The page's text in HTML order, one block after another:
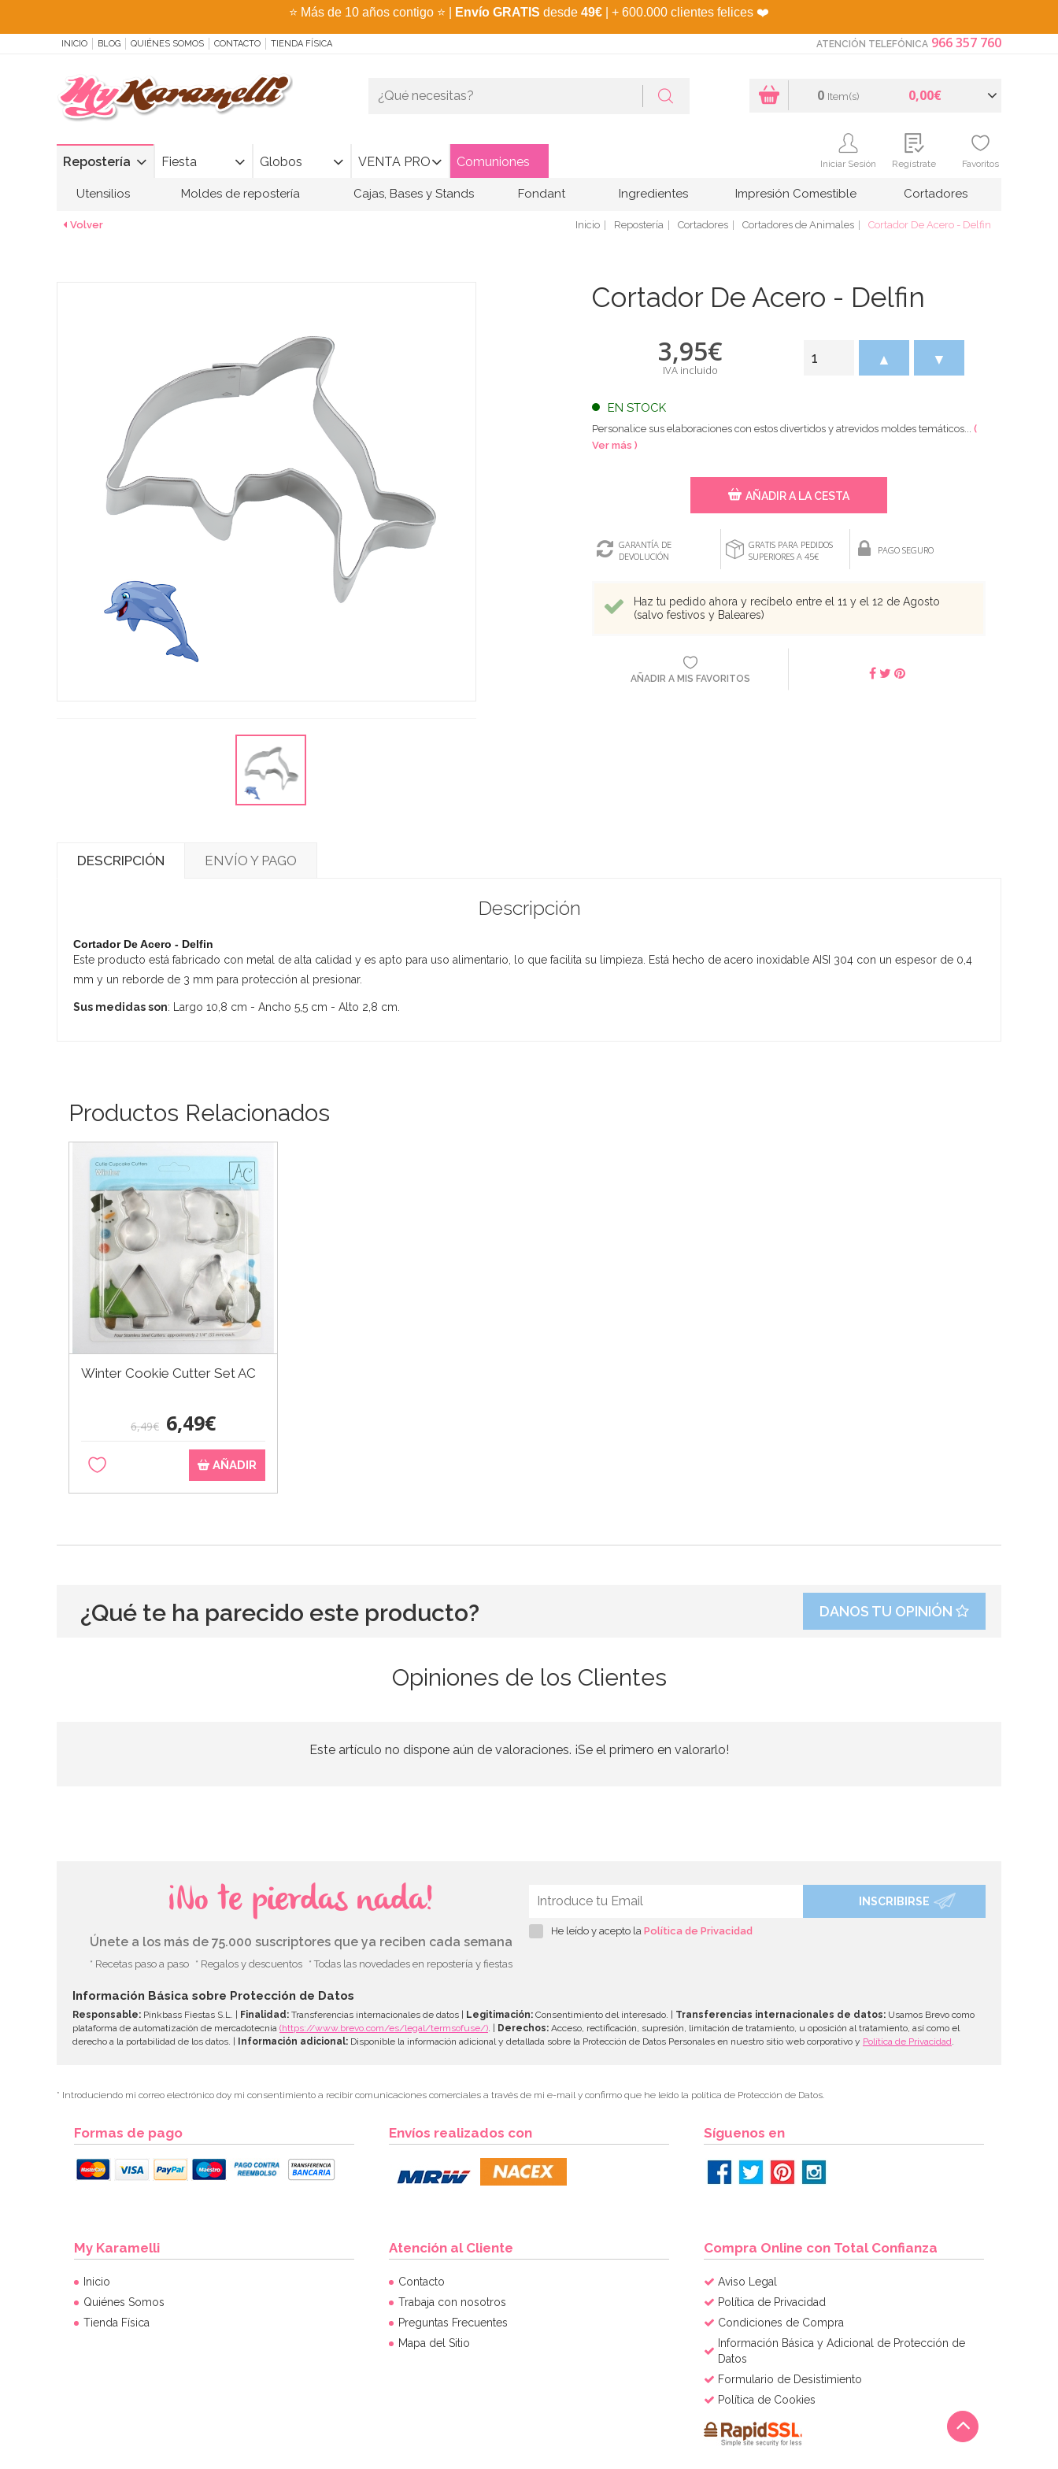
⭐ Más de 10 años contigo ⭐ Envío GRATIS desde 49€ | + 600.000 clientes felices ❤️
INICIO BLOG QUIÉNES SOMOS CONTACTO TIENDA FÍSICA ATENCIÓN TELEFÓNICA 966 357 760
Repostería Fiesta Globos VENTA PRO Comuniones
0 Item(s) 0,00€
Iniciar Sesión Regístrate Favoritos
Utensilios Moldes de repostería Cajas, Bases y Stands Fondant Ingredientes Impresión Comestible Cortadores
Volver Inicio Repostería Cortadores Cortadores de Animales Cortador De Acero - Delfin
Cortador De Acero - Delfin
3,95€
IVA incluido
EN STOCK
▲ ▼
Personalice sus elaboraciones con estos divertidos y atrevidos moldes temáticos... (
Ver más )
AÑADIR A LA CESTA
GARANTÍA DE
DEVOLUCIÓN
GRATIS PARA PEDIDOS
SUPERIORES A 45€
PAGO SEGURO
Haz tu pedido ahora y recíbelo entre el 11 y el 12 de Agosto
(salvo festivos y Baleares)
AÑADIR A MIS FAVORITOS
DESCRIPCIÓN ENVÍO Y PAGO
Descripción
Cortador De Acero - Delfin
Este producto está fabricado con metal de alta calidad y es apto para uso alimentario, lo que facilita su limpieza. Está hecho de acero inoxidable AISI 304 con un espesor de 0,4
mm y un reborde de 3 mm para protección al presionar.
Sus medidas son: Largo 10,8 cm - Ancho 5,5 cm - Alto 2,8 cm.
Productos Relacionados
Winter Cookie Cutter Set AC
6,49€ 6,49€
AÑADIR
¿Qué te ha parecido este producto? DANOS TU OPINIÓN
Opiniones de los Clientes
Este artículo no dispone aún de valoraciones. ¡Se el primero en valorarlo!
¡No te pierdas nada!
Únete a los más de 75.000 suscriptores que ya reciben cada semana
* Recetas paso a paso * Regalos y descuentos * Todas las novedades en repostería y fiestas
INSCRIBIRSE
He leído y acepto la Política de Privacidad
Información Básica sobre Protección de Datos
Responsable: Pinkbass Fiestas S.L. | Finalidad: Transferencias internacionales de datos | Legitimación: Consentimiento del interesado. | Transferencias internacionales de datos: Usamos Brevo como
plataforma de automatización de mercadotecnia (https://www.brevo.com/es/legal/termsofuse/) . | Derechos: Acceso, rectificación, supresión, limitación de tratamiento, u oposición al tratamiento, así como el
derecho a la portabilidad de los datos. | Información adicional: Disponible la información adicional y detallada sobre la Protección de Datos Personales en nuestro sitio web corporativo y Política de Privacidad
* Introduciendo mi correo electrónico doy mi consentimiento a recibir comunicaciones comerciales a través de mi e-mail y confirmo que he leído la política de Protección de Datos.
Formas de pago Envíos realizados con Síguenos en
My Karamelli
Inicio
Quiénes Somos
Tienda Física
Atención al Cliente
Contacto
Trabaja con nosotros
Preguntas Frecuentes
Mapa del Sitio
Compra Online con Total Confianza
Aviso Legal
Política de Privacidad
Condiciones de Compra
Información Básica y Adicional de Protección de
Datos
Formulario de Desistimiento
Política de Cookies